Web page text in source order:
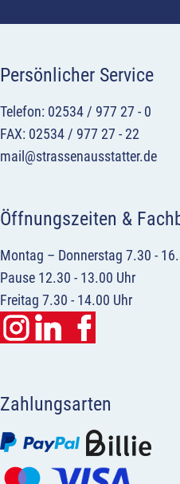
Persönlicher Service
Telefon: 02534 / 977 27 - 0
FAX: 02534 / 977 27 - 22
mail@strassenausstatter.de
Öffnungszeiten &
Montag – Donnerstag 7.30 -
Pause 12.30 - 13.00 Uhr
Freitag 7.30 - 14.00 Uhr
Zahlungsarten